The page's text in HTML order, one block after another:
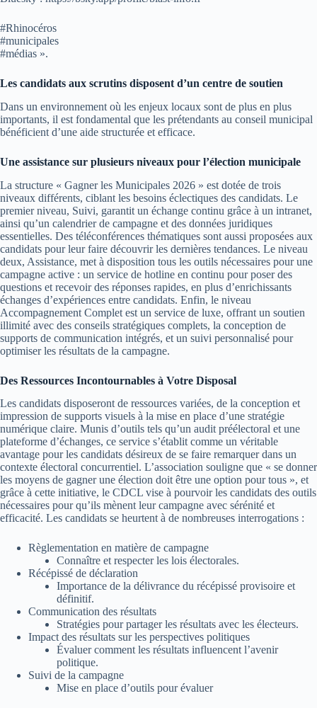
#Rhinocéros
#municipales
#médias ».
Les candidats aux scrutins disposent d’un centre de soutien
Dans un environnement où les enjeux locaux sont de plus en plus
importants, il est fondamental que les prétendants au conseil municipal
bénéficient d’une aide structurée et efficace.
Une assistance sur plusieurs niveaux pour l’élection municipale
La structure « Gagner les Municipales 2026 » est dotée de trois
niveaux différents, ciblant les besoins éclectiques des candidats. Le
premier niveau, Suivi, garantit un échange continu grâce à un intranet,
ainsi qu’un calendrier de campagne et des données juridiques
essentielles. Des téléconférences thématiques sont aussi proposées aux
candidats pour leur faire découvrir les dernières tendances. Le niveau
deux, Assistance, met à disposition tous les outils nécessaires pour une
campagne active : un service de hotline en continu pour poser des
questions et recevoir des réponses rapides, en plus d’enrichissants
échanges d’expériences entre candidats. Enfin, le niveau
Accompagnement Complet est un service de luxe, offrant un soutien
illimité avec des conseils stratégiques complets, la conception de
supports de communication intégrés, et un suivi personnalisé pour
optimiser les résultats de la campagne.
Des Ressources Incontournables à Votre Disposal
Les candidats disposeront de ressources variées, de la conception et
impression de supports visuels à la mise en place d’une stratégie
numérique claire. Munis d’outils tels qu’un audit préélectoral et une
plateforme d’échanges, ce service s’établit comme un véritable
avantage pour les candidats désireux de se faire remarquer dans un
contexte électoral concurrentiel. L’association souligne que « se donner
les moyens de gagner une élection doit être une option pour tous », et
grâce à cette initiative, le CDCL vise à pourvoir les candidats des outils
nécessaires pour qu’ils mènent leur campagne avec sérénité et
efficacité. Les candidats se heurtent à de nombreuses interrogations :
Règlementation en matière de campagne
Connaître et respecter les lois électorales.
Récépissé de déclaration
Importance de la délivrance du récépissé provisoire et
définitif.
Communication des résultats
Stratégies pour partager les résultats avec les électeurs.
Impact des résultats sur les perspectives politiques
Évaluer comment les résultats influencent l’avenir
politique.
Suivi de la campagne
Mise en place d’outils pour évaluer